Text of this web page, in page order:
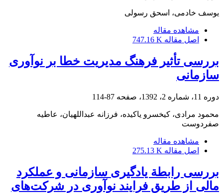
یوسف خادمی، اسحق رسولی
مشاهده مقاله
اصل مقاله 747.16 K
بررسی تأثیر فرهنگ مدیریت خطا بر نوآوری
سازمانی
دوره 11، شماره 2، 1392، صفحه 87-114
محمود مرادی، کیخسرو یاکیده، فرزانه عبداللهیان، عاطیه
صفردوست
مشاهده مقاله
اصل مقاله 275.13 K
بررسی رابطة یادگیری سازمانی و عملکرد
مالی از طریق فرایند نوآوری در شرکت‌های